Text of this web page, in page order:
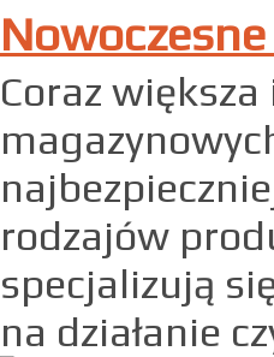
Coraz
rodzajów
specjalizują
na działanie